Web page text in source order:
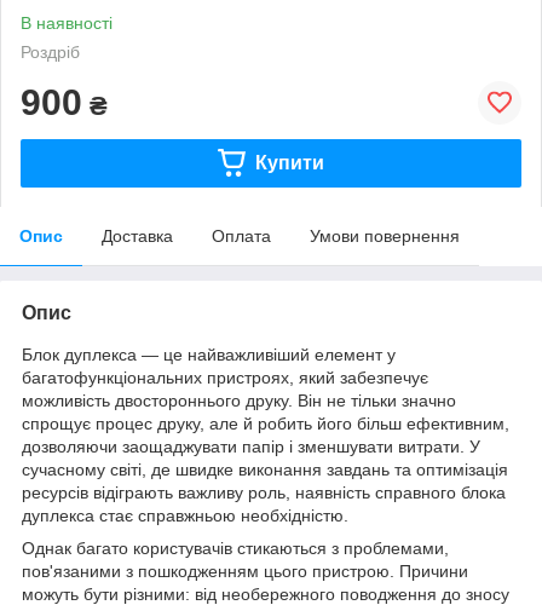
В наявності
Роздріб
900 ₴
Купити
Опис Доставка Оплата Умови повернення
Опис
Блок дуплекса — це найважливіший елемент у
багатофункціональних пристроях, який забезпечує
можливість двостороннього друку. Він не тільки значно
спрощує процес друку, але й робить його більш ефективним,
дозволяючи заощаджувати папір і зменшувати витрати. У
сучасному світі, де швидке виконання завдань та оптимізація
ресурсів відіграють важливу роль, наявність справного блока
дуплекса стає справжньою необхідністю.
Однак багато користувачів стикаються з проблемами,
пов'язаними з пошкодженням цього пристрою. Причини
можуть бути різними: від необережного поводження до зносу